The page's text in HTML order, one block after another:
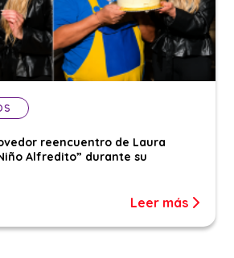
reencuentro de Laura
Alfredito” durante su
Leer más